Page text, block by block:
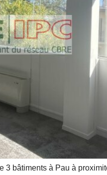
3 bâtiments à Pau à